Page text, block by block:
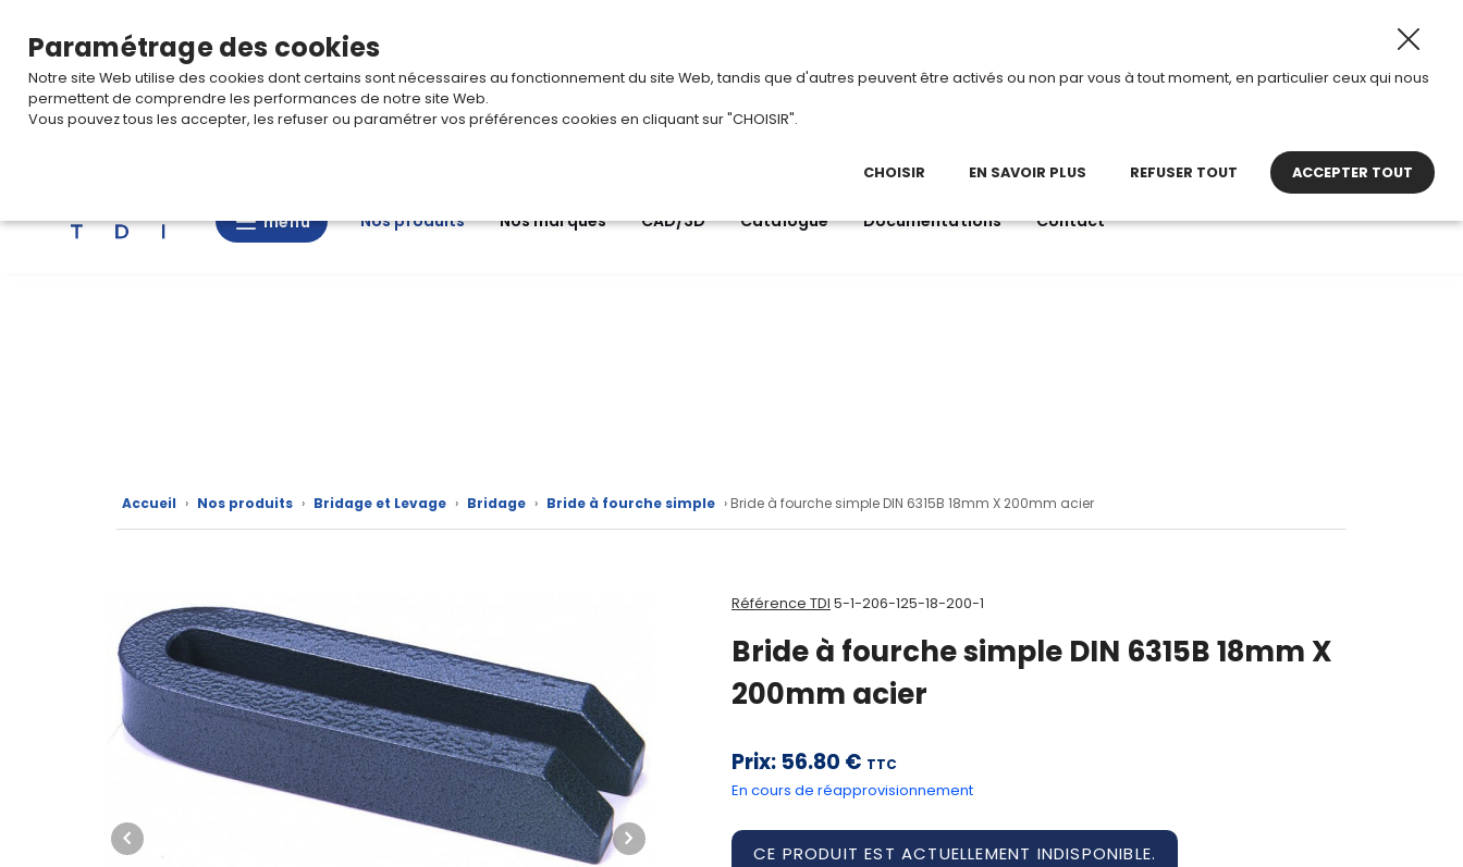
Du 3 au 28 août 2026, TDI passe en mode été. Horaires d’ouverture :
marques
techniques
Catalogue
Documentations
menu
menu Nos produits Nos marques CAD/3D Catalogue Documentations Contact
Accueil › Nos produits › Bridage et Levage › Bridage › Bride à fourche simple › Bride à fourche simple DIN 6315B 18mm X 200mm acier
Référence TDI 5-1-206-125-18-200-1
Bride à fourche simple DIN 6315B 18mm X
200mm acier
Prix: 56.80 € TTC
En cours de réapprovisionnement
CE PRODUIT EST ACTUELLEMENT INDISPONIBLE.
Paramétrage des cookies
Notre site Web utilise des cookies dont certains sont nécessaires au fonctionnement du site Web, tandis que d'autres peuvent être activés ou non par vous à tout moment, en particulier ceux qui nous
permettent de comprendre les performances de notre site Web.
Vous pouvez tous les accepter, les refuser ou paramétrer vos préférences cookies en cliquant sur "CHOISIR".
CHOISIR EN SAVOIR PLUS REFUSER TOUT ACCEPTER TOUT